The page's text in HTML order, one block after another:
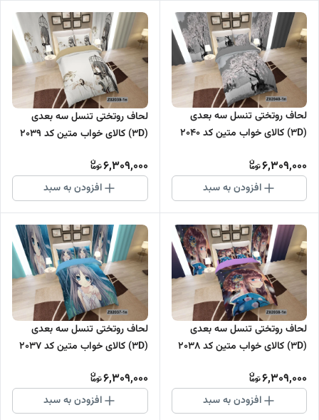
لحاف روتختی تنسل سه بعدی
(3D) کالای خواب متین کد 2040
6,309,000
افزودن به سبد
لحاف روتختی تنسل سه بعدی
(3D) کالای خواب متین کد 2039
6,309,000
افزودن به سبد
لحاف روتختی تنسل سه بعدی
(3D) کالای خواب متین کد 2038
6,309,000
افزودن به سبد
لحاف روتختی تنسل سه بعدی
(3D) کالای خواب متین کد 2037
6,309,000
افزودن به سبد